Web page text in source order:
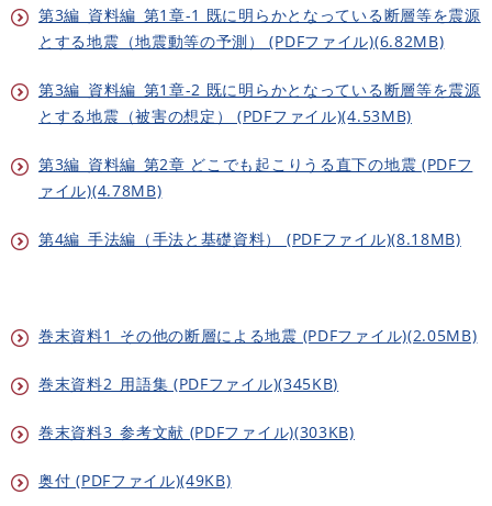
第3編_資料編_第1章-1 既に明らかとなっている断層等を震源
とする地震（地震動等の予測） (PDFファイル)(6.82MB)
第3編_資料編_第1章-2 既に明らかとなっている断層等を震源
とする地震（被害の想定） (PDFファイル)(4.53MB)
第3編_資料編_第2章 どこでも起こりうる直下の地震 (PDFフ
ァイル)(4.78MB)
第4編_手法編（手法と基礎資料） (PDFファイル)(8.18MB)
巻末資料1_その他の断層による地震 (PDFファイル)(2.05MB)
巻末資料2_用語集 (PDFファイル)(345KB)
巻末資料3_参考文献 (PDFファイル)(303KB)
奥付 (PDFファイル)(49KB)